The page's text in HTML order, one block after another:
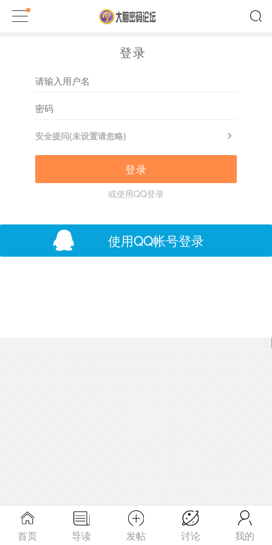
登录
安全提问(未设置请忽略)
登录
或使用QQ登录
使用QQ帐号登录
首页 导读 发帖 讨论 我的